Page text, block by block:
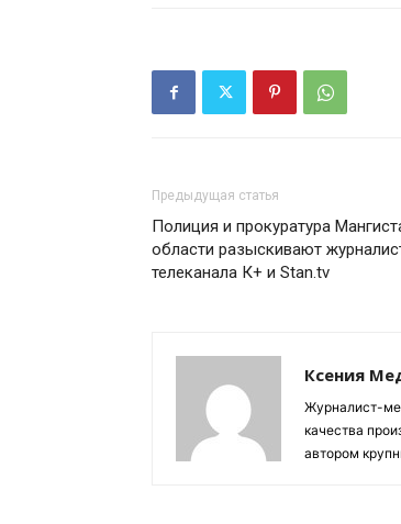
Предыдущая статья
Полиция и прокуратура
области разыскивают
телеканала К+ и Stan.tv
Ксения
Журналист-
качества
автором